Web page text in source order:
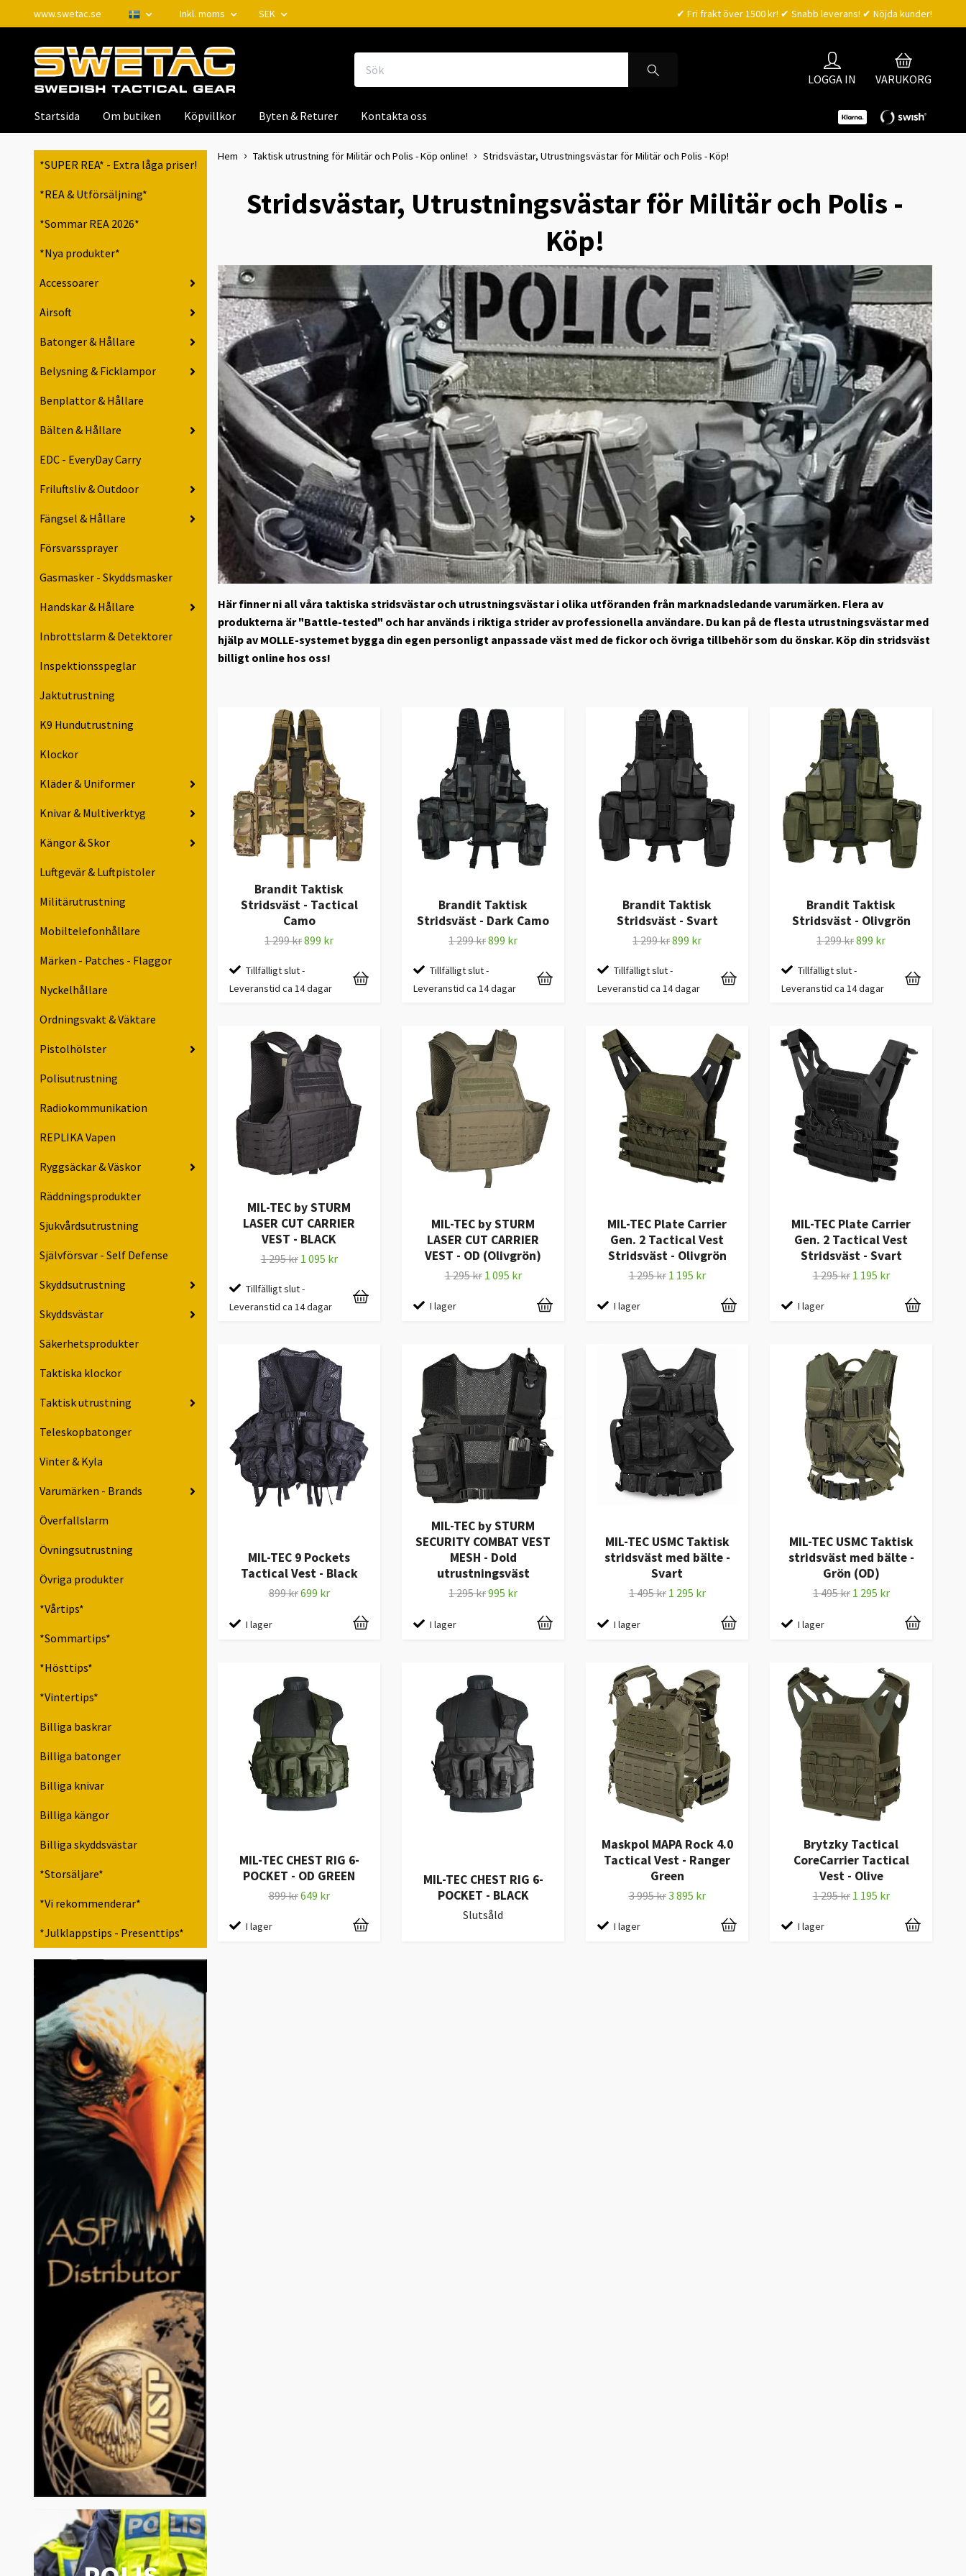
www.swetac.se Inkl. moms SEK ✔ Fri frakt över 1500 kr! ✔ Snabb leverans! ✔ Nöjda kunder!
LOGGA IN VARUKORG
Startsida Om butiken Köpvillkor Byten & Returer Kontakta oss
*SUPER REA* - Extra låga priser!
*REA & Utförsäljning*
*Sommar REA 2026*
*Nya produkter*
Accessoarer
Airsoft
Batonger & Hållare
Belysning & Ficklampor
Benplattor & Hållare
Bälten & Hållare
EDC - EveryDay Carry
Friluftsliv & Outdoor
Fängsel & Hållare
Försvarssprayer
Gasmasker - Skyddsmasker
Handskar & Hållare
Inbrottslarm & Detektorer
Inspektionsspeglar
Jaktutrustning
K9 Hundutrustning
Klockor
Kläder & Uniformer
Knivar & Multiverktyg
Kängor & Skor
Luftgevär & Luftpistoler
Militärutrustning
Mobiltelefonhållare
Märken - Patches - Flaggor
Nyckelhållare
Ordningsvakt & Väktare
Pistolhölster
Polisutrustning
Radiokommunikation
REPLIKA Vapen
Ryggsäckar & Väskor
Räddningsprodukter
Sjukvårdsutrustning
Självförsvar - Self Defense
Skyddsutrustning
Skyddsvästar
Säkerhetsprodukter
Taktiska klockor
Taktisk utrustning
Teleskopbatonger
Vinter & Kyla
Varumärken - Brands
Överfallslarm
Övningsutrustning
Övriga produkter
*Vårtips*
*Sommartips*
*Hösttips*
*Vintertips*
Billiga baskrar
Billiga batonger
Billiga knivar
Billiga kängor
Billiga skyddsvästar
*Storsäljare*
*Vi rekommenderar*
*Julklappstips - Presenttips*
Hem Taktisk utrustning för Militär och Polis - Köp online! Stridsvästar, Utrustningsvästar för Militär och Polis - Köp!
Stridsvästar, Utrustningsvästar för Militär och Polis -
Köp!
Här finner ni all våra taktiska stridsvästar och utrustningsvästar i olika utföranden från marknadsledande varumärken. Flera av
produkterna är "Battle-tested" och har används i riktiga strider av professionella användare. Du kan på de flesta utrustningsvästar med
hjälp av MOLLE-systemet bygga din egen personligt anpassade väst med de fickor och övriga tillbehör som du önskar. Köp din stridsväst
billigt online hos oss!
Brandit Taktisk
Stridsväst - Tactical
Camo
1 299 kr899 kr
Tillfälligt slut -
Leveranstid ca 14 dagar
Brandit Taktisk
Stridsväst - Dark Camo
1 299 kr899 kr
Tillfälligt slut -
Leveranstid ca 14 dagar
Brandit Taktisk
Stridsväst - Svart
1 299 kr899 kr
Tillfälligt slut -
Leveranstid ca 14 dagar
Brandit Taktisk
Stridsväst - Olivgrön
1 299 kr899 kr
Tillfälligt slut -
Leveranstid ca 14 dagar
MIL-TEC by STURM
LASER CUT CARRIER
VEST - BLACK
1 295 kr 1 095 kr
Tillfälligt slut -
Leveranstid ca 14 dagar
MIL-TEC by STURM
LASER CUT CARRIER
VEST - OD (Olivgrön)
1 295 kr 1 095 kr
I lager
MIL-TEC Plate Carrier
Gen. 2 Tactical Vest
Stridsväst - Olivgrön
1 295 kr 1 195 kr
I lager
MIL-TEC Plate Carrier
Gen. 2 Tactical Vest
Stridsväst - Svart
1 295 kr 1 195 kr
I lager
MIL-TEC 9 Pockets
Tactical Vest - Black
899 kr699 kr
I lager
MIL-TEC by STURM
SECURITY COMBAT VEST
MESH - Dold
utrustningsväst
1 295 kr995 kr
I lager
MIL-TEC USMC Taktisk
stridsväst med bälte -
Svart
1 495 kr 1 295 kr
I lager
MIL-TEC USMC Taktisk
stridsväst med bälte -
Grön (OD)
1 495 kr 1 295 kr
I lager
MIL-TEC CHEST RIG 6-
POCKET - OD GREEN
899 kr649 kr
I lager
MIL-TEC CHEST RIG 6-
POCKET - BLACK
Slutsåld
Maskpol MAPA Rock 4.0
Tactical Vest - Ranger
Green
3 995 kr3 895 kr
I lager
Brytzky Tactical
CoreCarrier Tactical
Vest - Olive
1 295 kr 1 195 kr
I lager